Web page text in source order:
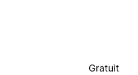
Gratuit